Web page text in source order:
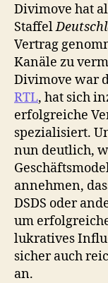
Divimove hat
Staffel
Vertrag
Kanäle zu
Divimove war
RTL, hat sich
erfolgreiche
spezialisiert.
nun deutlich,
annehmen,
DSDS oder
um
lukratives
sicher auch
an.